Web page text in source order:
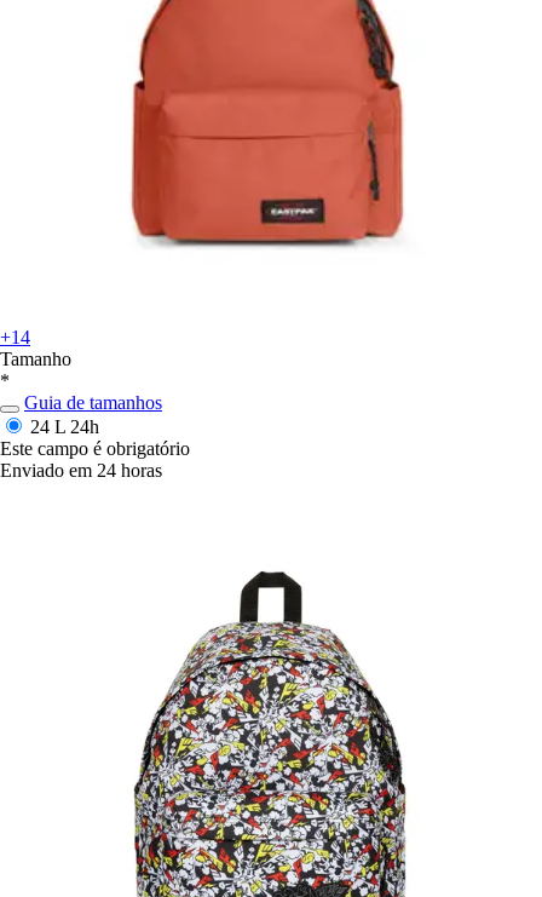
+14
Tamanho
*
Guia de tamanhos
24 L 24h
Este campo é obrigatório
Enviado em 24 horas